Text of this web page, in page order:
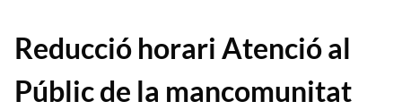
Reducció horari Atenció al
Públic de la mancomunitat